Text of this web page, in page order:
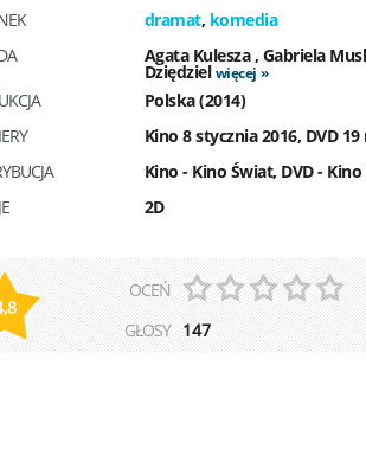
dramat, komedia
Agata Kulesza , Gabriela
Dziędziel więcej
Polska (2014)
Kino 8 stycznia 2016, DVD
Kino - Kino Świat, DVD -
2D
OCEŃ
GŁOSY 147